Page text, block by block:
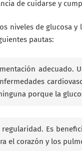
de cuidarse y
niveles de glucosa
pautas:
adecuado.
porque la
Es
el corazón y los